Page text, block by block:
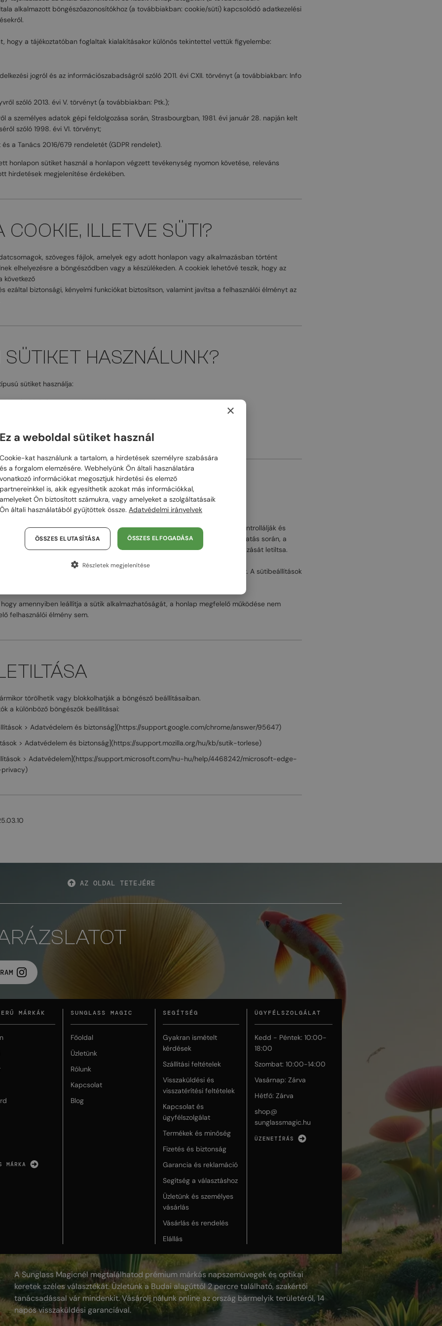
alkalmazott böngészőazonosítókhoz (a továbbiakban: cookie/süti) kapcsolódó adatkezelési
hogy a tájékoztatóban foglaltak kialakításakor különös tekintettel vettük figyelembe:
jogról és az információszabadságról szóló 2011. évi CXII. törvényt (a továbbiakban: Info
szóló 2013. évi V. törvényt (a továbbiakban: Ptk.);
a személyes adatok gépi feldolgozása során, Strasbourgban, 1981. évi január 28. napján kelt
szóló 1998. évi VI. törvényt;
és a Tanács 2016/679 rendeletét (GDPR rendelet).
honlapon sütiket használ a honlapon végzett tevékenység nyomon követése, releváns
hirdetések megjelenítése érdekében.
COOKIE, ILLETVE SÜTI?
szöveges fájlok, amelyek egy adott honlapon vagy alkalmazásban történt
elhelyezésre a böngésződben vagy a készülékeden. A cookiek lehetővé teszik, hogy az
következő
ezáltal biztonsági, kényelmi funkciókat biztosítson, valamint javítsa a felhasználói élményt az
SÜTIKET HASZNÁLUNK?
sütiket használja:
a weboldal alapvető működéséhez szükségesek.
gyűjtenek a weboldal látogatóiról (pl. Google Analytics).
hirdetések megjelenítésére szolgálnak (pl. Facebook Pixel).
ÉS KEZELÉSE
teszi a felhasználók számára, hogy a honlapokon alkalmazott sütiket kontrollálják és
kívánja, hogy az Adatkezelő sütiket alkalmazzon a honlapján történő látogatás során, a
a süti beállítások használatával lehetősége van arra, hogy a sütik alkalmazását letiltsa.
a látogató elfogadhatja vagy elutasíthatja a nem elengedhetetlen sütiket. A sütibeállítások
amennyiben leállítja a sütik alkalmazhatóságát, a honlap megfelelő működése nem
felhasználói élmény sem.
törölhetik vagy blokkolhatják a böngésző beállításaiban.
a különböző böngészők beállításai:
> Adatvédelem és biztonság](https://support.google.com/chrome/answer/95647)
> Adatvédelem és biztonság](https://support.mozilla.org/hu/kb/sutik-torlese)
> Adatvédelem](https://support.microsoft.com/hu-hu/help/4468242/microsoft-edge-
AZ OLDAL TETEJÉRE
MÁRKÁK
MÁRKA
SUNGLASS MAGIC
Főoldal
Üzletünk
Rólunk
Kapcsolat
Blog
SEGÍTSÉG
Gyakran ismételt
kérdések
Szállítási feltételek
Visszaküldési és
visszatérítési feltételek
Kapcsolat és
ügyfélszolgálat
Termékek és minőség
Fizetés és biztonság
Garancia és reklamáció
Segítség a választáshoz
Üzletünk és személyes
vásárlás
Vásárlás és rendelés
Elállás
ÜGYFÉLSZOLGÁLAT
Kedd - Péntek: 10:00-
18:00
Szombat: 10:00-14:00
Vasárnap: Zárva
Hétfő: Zárva
shop@
sunglassmagic.hu
ÜZENETÍRÁS
A Sunglass Magicnél megtalálhatod prémium márkás napszemüvegek és optikai
keretek széles választékát. Üzletünk a Budai alagúttól 2 percre található, szakértői
tanácsadással vár mindenkit. Vásárolj nálunk online az ország bármelyik területéről, 14
napos visszaküldési garanciával.
×
Ez a weboldal sütiket használ
Cookie-kat használunk a tartalom, a hirdetések személyre szabására
és a forgalom elemzésére. Webhelyünk Ön általi használatára
vonatkozó információkat megosztjuk hirdetési és elemző
partnereinkkel is, akik egyesíthetik azokat más információkkal,
amelyeket Ön biztosított számukra, vagy amelyeket a szolgáltatásaik
Ön általi használatából gyűjtöttek össze. Adatvédelmi irányelvek
ÖSSZES ELFOGADÁSA
ÖSSZES ELUTASÍTÁSA
Részletek megjelenítése